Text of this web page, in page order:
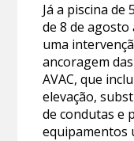
Já a piscina
de 8 de agosto
uma
ancoragem
AVAC, que
elevação,
de condutas e
equipamentos